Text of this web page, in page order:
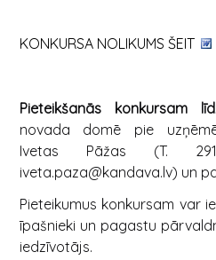
KONKURSA NOLIKUMS ŠEIT
Pieteikšanās konkursam
novada domē pie
Ivetas Pāžas (T.
iveta.paza@kandava.lv) un
Pieteikumus konkursam var
īpašnieki un pagastu
iedzīvotājs.